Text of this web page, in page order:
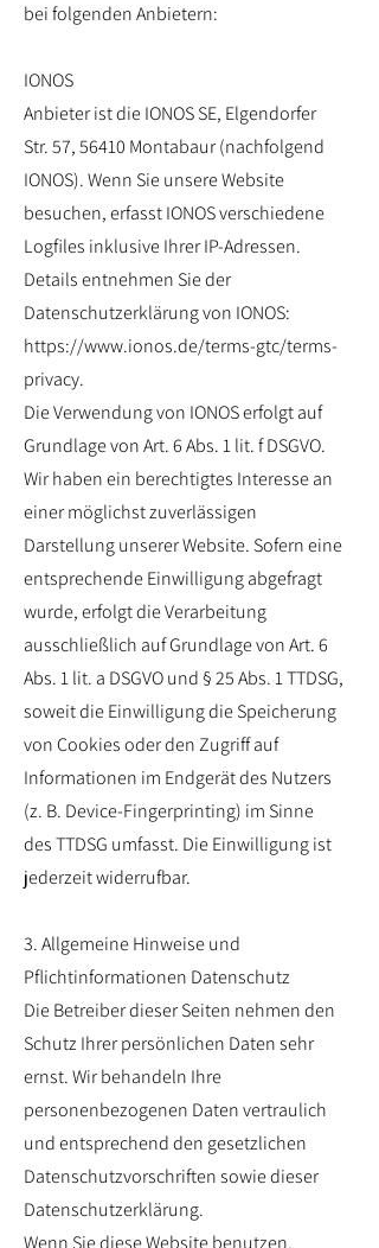
bei folgenden Anbietern:
IONOS
Anbieter ist die IONOS SE, Elgendorfer
Str. 57, 56410 Montabaur (nachfolgend
IONOS). Wenn Sie unsere Website
besuchen, erfasst IONOS verschiedene
Logfiles inklusive Ihrer IP-Adressen.
Details entnehmen Sie der
Datenschutzerklärung von IONOS:
https://www.ionos.de/terms-gtc/terms-
privacy.
Die Verwendung von IONOS erfolgt auf
Grundlage von Art. 6 Abs. 1 lit. f DSGVO.
Wir haben ein berechtigtes Interesse an
einer möglichst zuverlässigen
Darstellung unserer Website. Sofern eine
entsprechende Einwilligung abgefragt
wurde, erfolgt die Verarbeitung
ausschließlich auf Grundlage von Art. 6
Abs. 1 lit. a DSGVO und § 25 Abs. 1 TTDSG,
soweit die Einwilligung die Speicherung
von Cookies oder den Zugriff auf
Informationen im Endgerät des Nutzers
(z. B. Device-Fingerprinting) im Sinne
des TTDSG umfasst. Die Einwilligung ist
jederzeit widerrufbar.
3. Allgemeine Hinweise und
Pflichtinformationen Datenschutz
Die Betreiber dieser Seiten nehmen den
Schutz Ihrer persönlichen Daten sehr
ernst. Wir behandeln Ihre
personenbezogenen Daten vertraulich
und entsprechend den gesetzlichen
Datenschutzvorschriften sowie dieser
Datenschutzerklärung.
Wenn Sie diese Website benutzen,